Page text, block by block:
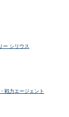
ー シリウス
戦力エージェント